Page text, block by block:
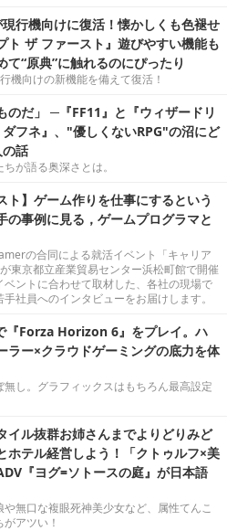
行機向けに復活！懐かしくも色褪せ
ト ザ ファースト』遊びやすい機能も
て“原典”に触れるのにぴったり
機向けの新機能を備えて復活！
のだ」 ─『FF11』と『ウィザードリ
ダフネ』、"優しくないRPG"の沼にど
話
が語る奥深さとは。
ト】ゲーム作りを仕事にするという
の事例に見る，ゲームプログラマと
の合同による就活イベント「キャリア
東京都立産業貿易センター浜松町館で開催
ベントに合わせて取材した、各社の現場で
社員へのインタビューをお届けします。
『Forza Horizon 6』をプレイ。ハ
ラー×クラウドゲーミングの底力を体
し。グラフィックスはもちろん最高設定
イル抜群お姉さんまでよりどりみど
ホテル経営しよう！「クトゥルフ×美
『ヨグ=ソトースの庭』が日本語
無口な複眼死神美少女など、属性てんこ
アツい！